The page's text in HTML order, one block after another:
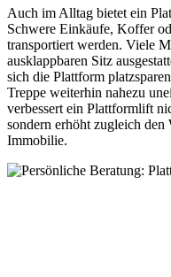
Auch im Alltag bietet ein
Schwere Einkäufe, Koffer
transportiert werden. Viele
ausklappbaren Sitz
sich die Plattform
Treppe weiterhin nahezu
verbessert ein Plattformlift
sondern erhöht zugleich
Immobilie.